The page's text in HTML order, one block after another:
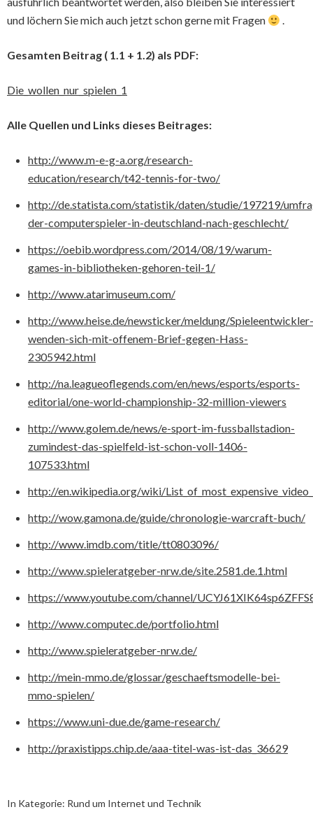
und löchern Sie mich auch jetzt schon gerne mit Fragen
.
Gesamten Beitrag ( 1.1 + 1.2) als PDF:
Die_wollen_nur_spielen_1
Alle Quellen und Links dieses Beitrages:
http://www.m-e-g-a.org/research-
education/research/t42-tennis-for-two/
http://de.statista.com/statistik/daten/studie/197219/
der-computerspieler-in-deutschland-nach-geschlecht/
https://oebib.wordpress.com/2014/08/19/warum-
games-in-bibliotheken-gehoren-teil-1/
http://www.atarimuseum.com/
http://www.heise.de/newsticker/meldung/Spieleentwickler-
wenden-sich-mit-offenem-Brief-gegen-Hass-
2305942.html
http://na.leagueoflegends.com/en/news/esports/esports-
editorial/one-world-championship-32-million-viewers
http://www.golem.de/news/e-sport-im-fussballstadion-
zumindest-das-spielfeld-ist-schon-voll-1406-
107533.html
http://en.wikipedia.org/wiki/
http://wow.gamona.de/guide/chronologie-warcraft-buch/
http://www.imdb.com/title/tt0803096/
http://www.spieleratgeber-nrw.de/site.2581.de.1.html
https://www.youtube.com/channel/
http://www.computec.de/portfolio.html
http://www.spieleratgeber-nrw.de/
http://mein-mmo.de/glossar/geschaeftsmodelle-bei-
mmo-spielen/
https://www.uni-due.de/game-research/
http://praxistipps.chip.de/aaa-titel-was-ist-das_36629
In Kategorie: Rund um Internet und Technik